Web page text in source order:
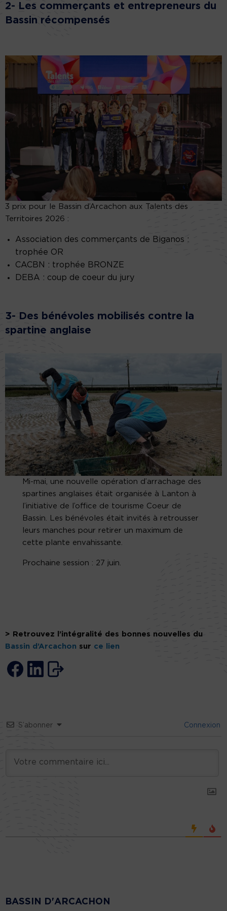
2- Les commerçants et entrepreneurs du
Bassin récompensés
3 prix pour le Bassin d’Arcachon aux Talents des
Territoires 2026 :
Association des commerçants de Biganos :
trophée OR
CACBN : trophée BRONZE
DEBA : coup de coeur du jury
3- Des bénévoles mobilisés contre la
spartine anglaise
Mi-mai, une nouvelle opération d’arrachage des
spartines anglaises était organisée à Lanton à
l’initiative de l’office de tourisme Coeur de
Bassin. Les bénévoles était invités à retrousser
leurs manches pour retirer un maximum de
cette plante envahissante.
Prochaine session : 27 juin.
> Retrouvez l’intégralité des bonnes nouvelles du
Bassin d’Arcachon sur ce lien
S’abonner Connexion
BASSIN D'ARCACHON